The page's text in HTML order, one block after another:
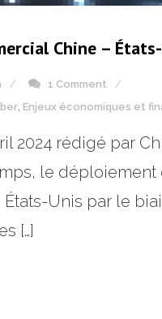
Chine –
1 Comment
Enjeux économiques et
2024 rédigé par
le déploiement
Unis par le
[…]